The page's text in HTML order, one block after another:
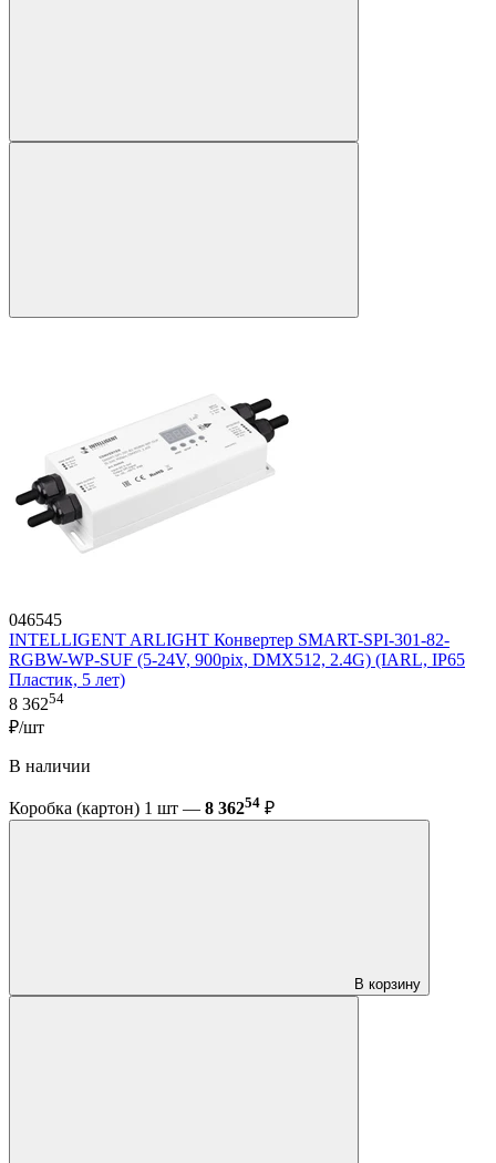
046545
INTELLIGENT ARLIGHT Конвертер SMART-SPI-301-82-
RGBW-WP-SUF (5-24V, 900pix, DMX512, 2.4G) (IARL, IP65
Пластик, 5 лет)
8 36254
₽/шт
В наличии
Коробка (картон) 1 шт — 8 36254 ₽
В корзину